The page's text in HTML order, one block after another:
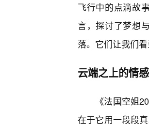
飞行中的点滴故
言，探讨了梦想
落。它们让我们
云端之上的情
《法国空姐
在于它用一段段